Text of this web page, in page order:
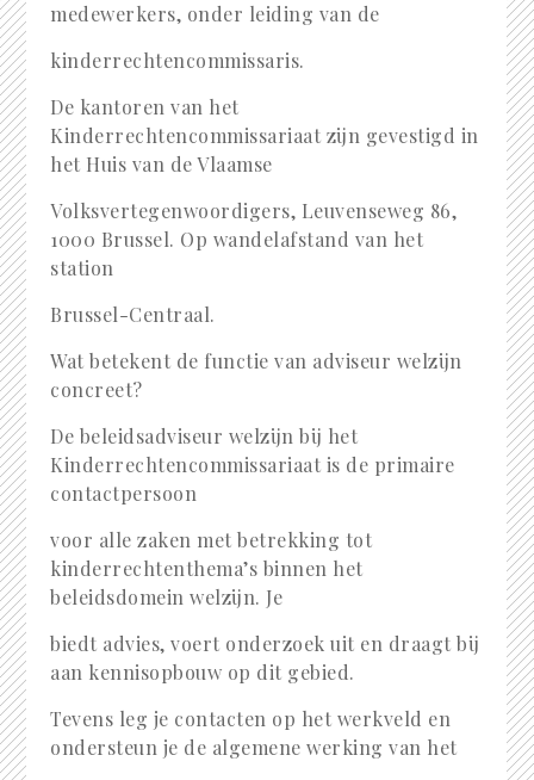
medewerkers, onder leiding van de
kinderrechtencommissaris.
De kantoren van het
Kinderrechtencommissariaat zijn gevestigd in
het Huis van de Vlaamse
Volksvertegenwoordigers, Leuvenseweg 86,
1000 Brussel. Op wandelafstand van het
station
Brussel-Centraal.
Wat betekent de functie van adviseur welzijn
concreet?
De beleidsadviseur welzijn bij het
Kinderrechtencommissariaat is de primaire
contactpersoon
voor alle zaken met betrekking tot
kinderrechtenthema’s binnen het
beleidsdomein welzijn. Je
biedt advies, voert onderzoek uit en draagt bij
aan kennisopbouw op dit gebied.
Tevens leg je contacten op het werkveld en
ondersteun je de algemene werking van het